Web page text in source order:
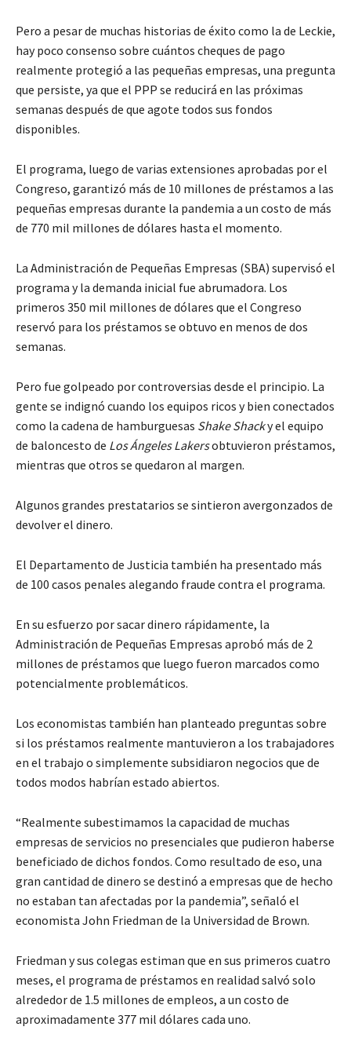
Pero a pesar de muchas historias de éxito como la de Leckie,
hay poco consenso sobre cuántos cheques de pago
realmente protegió a las pequeñas empresas, una pregunta
que persiste, ya que el PPP se reducirá en las próximas
semanas después de que agote todos sus fondos
disponibles.
El programa, luego de varias extensiones aprobadas por el
Congreso, garantizó más de 10 millones de préstamos a las
pequeñas empresas durante la pandemia a un costo de más
de 770 mil millones de dólares hasta el momento.
La Administración de Pequeñas Empresas (SBA) supervisó el
programa y la demanda inicial fue abrumadora. Los
primeros 350 mil millones de dólares que el Congreso
reservó para los préstamos se obtuvo en menos de dos
semanas.
Pero fue golpeado por controversias desde el principio. La
gente se indignó cuando los equipos ricos y bien conectados
como la cadena de hamburguesas Shake Shacky el equipo
de baloncesto de Los Ángeles Lakersobtuvieron préstamos,
mientras que otros se quedaron al margen.
Algunos grandes prestatarios se sintieron avergonzados de
devolver el dinero.
El Departamento de Justicia también ha presentado más
de 100 casos penales alegando fraude contra el programa.
En su esfuerzo por sacar dinero rápidamente, la
Administración de Pequeñas Empresas aprobó más de 2
millones de préstamos que luego fueron marcados como
potencialmente problemáticos.
Los economistas también han planteado preguntas sobre
si los préstamos realmente mantuvieron a los trabajadores
en el trabajo o simplemente subsidiaron negocios que de
todos modos habrían estado abiertos.
“Realmente subestimamos la capacidad de muchas
empresas de servicios no presenciales que pudieron haberse
beneficiado de dichos fondos. Como resultado de eso, una
gran cantidad de dinero se destinó a empresas que de hecho
no estaban tan afectadas por la pandemia”, señaló el
economista John Friedman de la Universidad de Brown.
Friedman y sus colegas estiman que en sus primeros cuatro
meses, el programa de préstamos en realidad salvó solo
alrededor de 1.5 millones de empleos, a un costo de
aproximadamente 377 mil dólares cada uno.